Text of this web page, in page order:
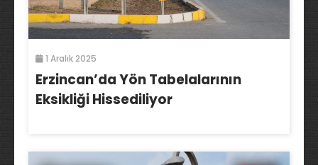
1 Aralık 2025
Erzincan’da Yön Tabelalarının
Eksikliği Hissediliyor